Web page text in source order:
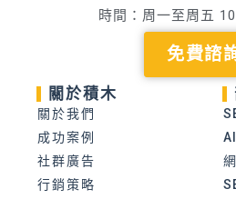
時間：周一至周五
免費諮
關於積木
關於我們
成功案例
社群廣告
行銷策略